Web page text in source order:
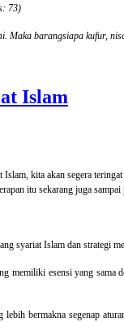
73)
Maka barangsiapa kufur,
Islam
Islam, kita akan segera
itu sekarang juga
syariat Islam dan strategi
memiliki esensi yang
bermakna segenap